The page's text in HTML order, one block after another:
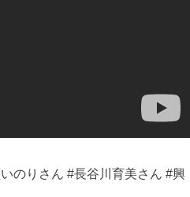
のりさん #長谷川育美さん #興